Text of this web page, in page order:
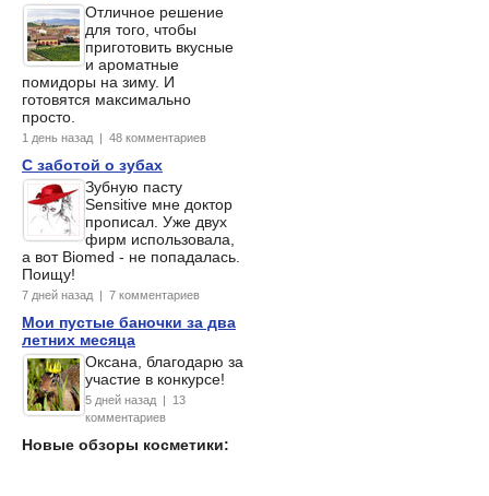
Отличное решение
для того, чтобы
приготовить вкусные
и ароматные
помидоры на зиму. И
готовятся максимально
просто.
1 день назад | 48 комментариев
С заботой о зубах
Зубную пасту
Sensitive мне доктор
прописал. Уже двух
фирм использовала,
а вот Biomed - не попадалась.
Поищу!
7 дней назад | 7 комментариев
Мои пустые баночки за два
летних месяца
Оксана, благодарю за
участие в конкурсе!
5 дней назад | 13
комментариев
Новые обзоры косметики: